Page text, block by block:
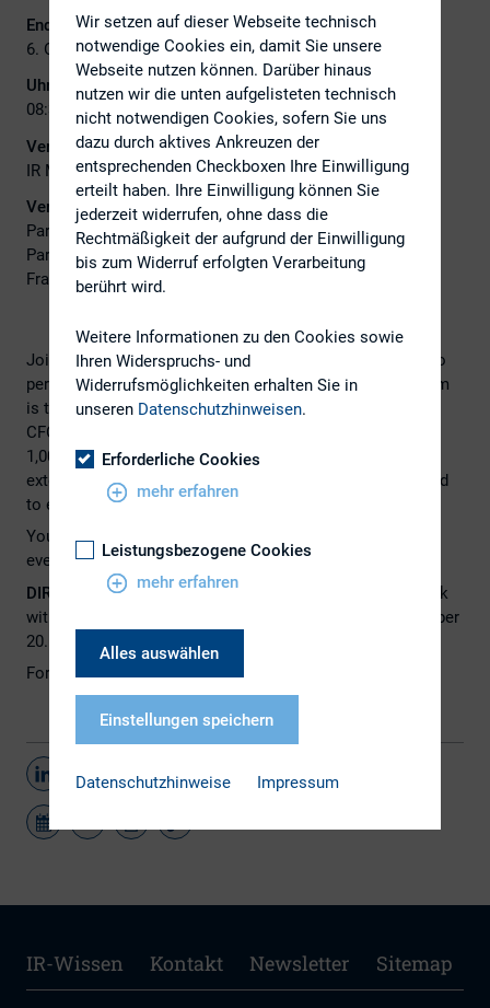
Ende:
6. Oktober 2022
Uhrzeit:
08:30 - 16:30
Veranstalter:
IR Magazine
Veranstaltungsort:
Paris Marriott Champs Elysees Hotel
Paris
Frankreich
Join us at theIR Forum – Europe
on October 6 in Paris, to
perfect your IR strategy in preparation for 2023. The forum
is the largest gathering of investor relations officers and
CFOs, with
1,000 IR and investor responses from
extensive research reports. The agenda has been revealed
to explore the most pressing topics in IR today.
You can find the
event
here .
DIRK members can register with the
to book
with an
the early bird price, ending September
20.
For theregistrationplease use the following
Teilen
IR-Wissen Kontakt Newsletter Sitemap
Wir setzen auf dieser Webseite technisch
notwendige Cookies ein, damit Sie unsere
Webseite nutzen können. Darüber hinaus
nutzen wir die unten aufgelisteten technisch
nicht notwendigen Cookies, sofern Sie uns
dazu durch aktives Ankreuzen der
entsprechenden Checkboxen Ihre Einwilligung
erteilt haben. Ihre Einwilligung können Sie
jederzeit widerrufen, ohne dass die
Rechtmäßigkeit der aufgrund der Einwilligung
bis zum Widerruf erfolgten Verarbeitung
berührt wird.
Weitere Informationen zu den Cookies sowie
Ihren Widerspruchs- und
Widerrufsmöglichkeiten erhalten Sie in
unseren Datenschutzhinweisen.
Erforderliche Cookies
mehr erfahren
Leistungsbezogene Cookies
mehr erfahren
Alles auswählen
Einstellungen speichern
Datenschutzhinweise Impressum